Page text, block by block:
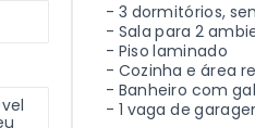
- 3 dormitórios,
- Sala para 2
- Piso laminado
- Cozinha e área
- Banheiro com
- 1 vaga de